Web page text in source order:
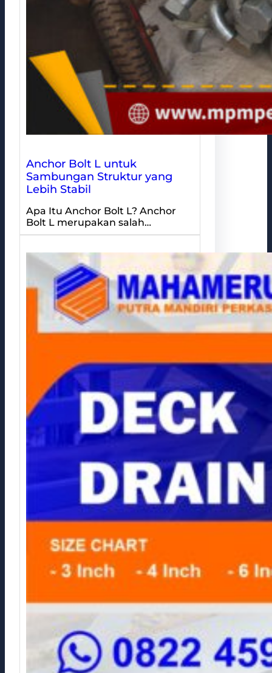
Anchor Bolt L untuk
Sambungan Struktur yang
Lebih Stabil
Apa Itu Anchor Bolt L? Anchor
Bolt L merupakan salah…